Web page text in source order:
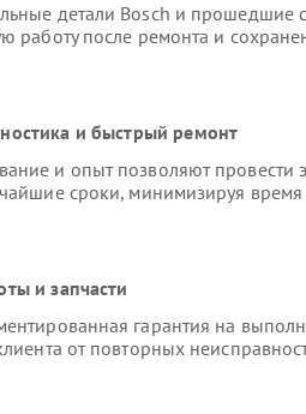
детали Bosch и прошедшие
работу после ремонта и
и быстрый ремонт
и опыт позволяют провести
сроки, минимизируя время
и запчасти
гарантия на
от повторных